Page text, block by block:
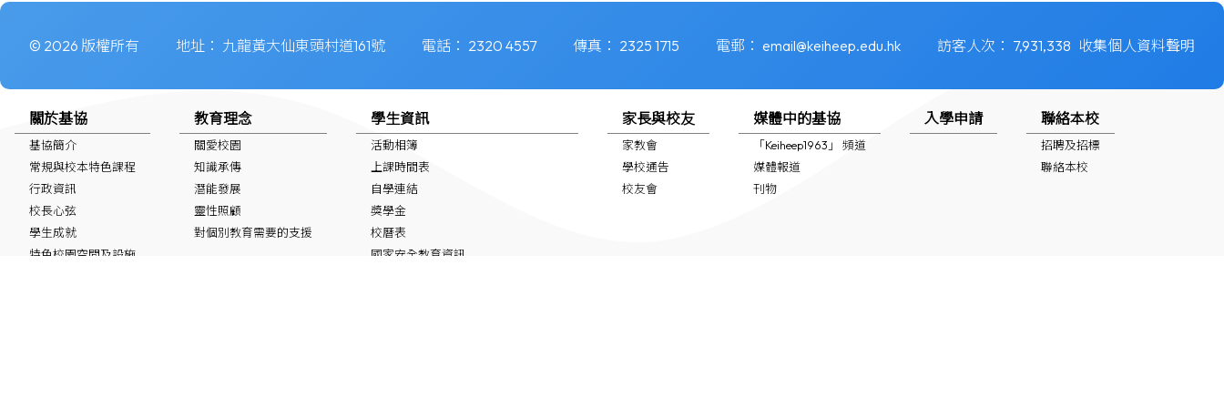
© 2026 版權所有 地址： 九龍黃大仙東頭村道161號 電話： 2320 4557 傳真： 2325 1715 電郵： email@keiheep.edu.hk 訪客人次： 7,931,338 收集個人資料聲明
關於基協
基協簡介
常規與校本特色課程
行政資訊
校長心弦
學生成就
特色校園空間及設施
教育理念
關愛校園
知識承傳
潛能發展
靈性照顧
對個別教育需要的支援
學生資訊
活動相簿
上課時間表
自學連結
獎學金
校曆表
國家安全教育資訊
家長與校友
家教會
學校通告
校友會
媒體中的基協
「Keiheep1963」 頻道
媒體報道
刊物
入學申請 聯絡本校
招聘及招標
聯絡本校